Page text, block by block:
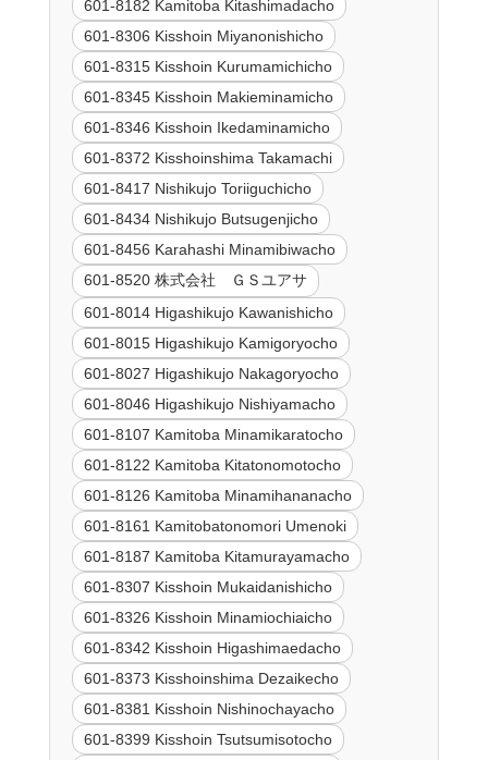
601-8182 Kamitoba Kitashimadacho
601-8306 Kisshoin Miyanonishicho
601-8315 Kisshoin Kurumamichicho
601-8345 Kisshoin Makieminamicho
601-8346 Kisshoin Ikedaminamicho
601-8372 Kisshoinshima Takamachi
601-8417 Nishikujo Toriiguchicho
601-8434 Nishikujo Butsugenjicho
601-8456 Karahashi Minamibiwacho
601-8520 株式会社 ＧＳユアサ
601-8014 Higashikujo Kawanishicho
601-8015 Higashikujo Kamigoryocho
601-8027 Higashikujo Nakagoryocho
601-8046 Higashikujo Nishiyamacho
601-8107 Kamitoba Minamikaratocho
601-8122 Kamitoba Kitatonomotocho
601-8126 Kamitoba Minamihananacho
601-8161 Kamitobatonomori Umenoki
601-8187 Kamitoba Kitamurayamacho
601-8307 Kisshoin Mukaidanishicho
601-8326 Kisshoin Minamiochiaicho
601-8342 Kisshoin Higashimaedacho
601-8373 Kisshoinshima Dezaikecho
601-8381 Kisshoin Nishinochayacho
601-8399 Kisshoin Tsutsumisotocho